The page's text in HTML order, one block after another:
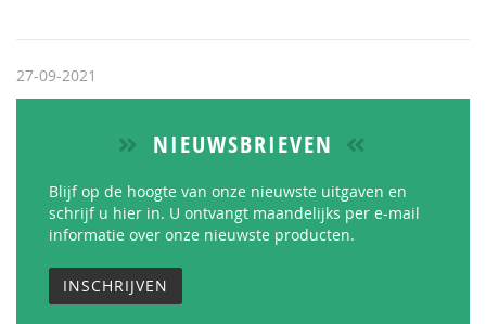
27-09-2021
NIEUWSBRIEVEN
Blijf op de hoogte van onze nieuwste uitgaven en
schrijf u hier in. U ontvangt maandelijks per e-mail
informatie over onze nieuwste producten.
INSCHRIJVEN